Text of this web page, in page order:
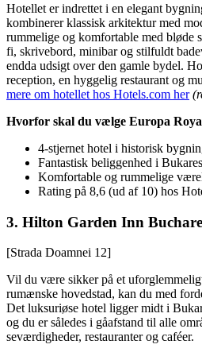
Hotellet er indrettet i en elegant
kombinerer klassisk arkitektur med
rummelige og komfortable med bløde
fi, skrivebord, minibar og stilfuldt
endda udsigt over den gamle bydel.
reception, en hyggelig restaurant og
mere om hotellet hos Hotels.com her
Hvorfor skal du vælge Europa
4-stjernet hotel i historisk
Fantastisk beliggenhed i
Komfortable og rummelige
Rating på 8,6 (ud af 10) hos
3. Hilton Garden Inn
[Strada Doamnei 12]
Vil du være sikker på et
rumænske hovedstad, kan du med
Det luksuriøse hotel ligger midt i
og du er således i gåafstand til alle
seværdigheder, restauranter og caféer.